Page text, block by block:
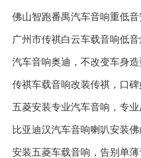
佛山智跑番禺汽车音响重低
广州市传祺白云车载音响低
汽车音响奥迪，不改变车身造
传祺车载音响改装传祺，口
五菱安装专业汽车音响，专
比亚迪汉汽车音响喇叭安装
安装五菱车载音响，告别单